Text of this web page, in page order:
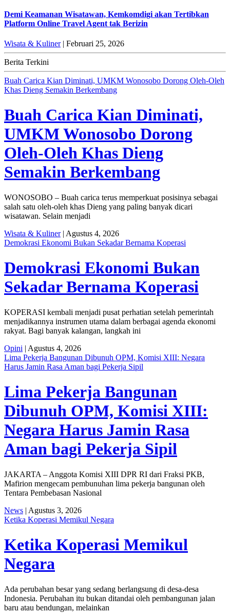
Demi Keamanan Wisatawan, Kemkomdigi akan Tertibkan
Platform Online Travel Agent tak Berizin
Wisata & Kuliner| Februari 25, 2026
Berita Terkini
Buah Carica Kian Diminati, UMKM Wonosobo Dorong Oleh-Oleh
Khas Dieng Semakin Berkembang
Buah Carica Kian Diminati,
UMKM Wonosobo Dorong
Oleh-Oleh Khas Dieng
Semakin Berkembang
WONOSOBO – Buah carica terus memperkuat posisinya sebagai
salah satu oleh-oleh khas Dieng yang paling banyak dicari
wisatawan. Selain menjadi
Wisata & Kuliner| Agustus 4, 2026
Demokrasi Ekonomi Bukan Sekadar Bernama Koperasi
Demokrasi Ekonomi Bukan
Sekadar Bernama Koperasi
KOPERASI kembali menjadi pusat perhatian setelah pemerintah
menjadikannya instrumen utama dalam berbagai agenda ekonomi
rakyat. Bagi banyak kalangan, langkah ini
Opini | Agustus 4, 2026
Lima Pekerja Bangunan Dibunuh OPM, Komisi XIII: Negara
Harus Jamin Rasa Aman bagi Pekerja Sipil
Lima Pekerja Bangunan
Dibunuh OPM, Komisi XIII:
Negara Harus Jamin Rasa
Aman bagi Pekerja Sipil
JAKARTA – Anggota Komisi XIII DPR RI dari Fraksi PKB,
Mafirion mengecam pembunuhan lima pekerja bangunan oleh
Tentara Pembebasan Nasional
News | Agustus 3, 2026
Ketika Koperasi Memikul Negara
Ketika Koperasi Memikul
Negara
Ada perubahan besar yang sedang berlangsung di desa-desa
Indonesia. Perubahan itu bukan ditandai oleh pembangunan jalan
baru atau bendungan, melainkan